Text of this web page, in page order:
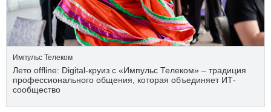
Импульс Телеком
Лето offline: Digital-круиз с «Импульс Телеком» – традиция
профессионального общения, которая объединяет ИТ-
сообщество